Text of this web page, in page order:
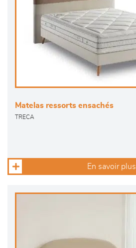
Matelas ressorts ensachés
TRECA
En savoir plus